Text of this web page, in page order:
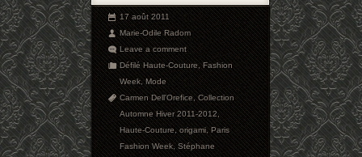
17 août 2011
Marie-Odile Radom
Leave a comment
Défilé Haute-Couture,Fashion
Week,Mode
Carmen Dell'Orefice,Collection
Automne Hiver 2011-2012,
Haute-Couture,origami,Paris
Fashion Week,Stéphane